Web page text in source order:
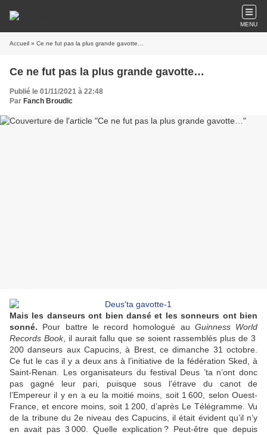
MENU
Accueil » Ce ne fut pas la plus grande gavotte…
Ce ne fut pas la plus grande gavotte…
Publié le 01/11/2021 à 22:48
Par Fanch Broudic
Mais les danseurs ont bien dansé et les sonneurs ont bien
sonné. Pour battre le record homologué au Guinness World
Records Book, il aurait fallu que se soient rassemblés plus de 3
200 danseurs aux Capucins, à Brest, ce dimanche 31 octobre.
Ce fut le cas il y a deux ans à l’initiative de la fédération Sked, à
Saint-Renan. Les organisateurs du festival Deus ’ta n’ont donc
pas gagné leur pari, puisque sous l’étrave du canot de
l’Empereur il y en a eu la moitié moins, soit 1 600, selon Ouest-
France, et encore moins, soit 1 200, d’après Le Télégramme. Vu
de la tribune du 2e niveau des Capucins, il était évident qu’il n’y
en avait pas 3 000. Quelle explication ? Peut-être que depuis